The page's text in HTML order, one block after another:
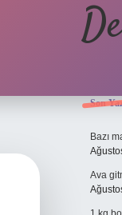
Son
Bazı
Ava